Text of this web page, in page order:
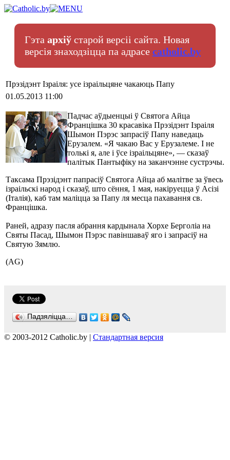
Гэта архіў старой версіі сайта. Новая
версія знаходзіцца па адрасе catholic.by
Прэзідэнт Ізраіля: усе ізраільцяне чакаюць Папу
01.05.2013 11:00
Падчас аўдыенцыі ў Святога Айца
Францішка 30 красавіка Прэзідэнт Ізраіля
Шымон Пэрэс запрасіў Папу наведаць
Ерузалем. «Я чакаю Вас у Ерузалеме. І не
толькі я, але і ўсе ізраільцяне», — сказаў
палітык Пантыфіку на заканчэнне сустрэчы.
Таксама Прэзідэнт папрасіў Святога Айца аб малітве за ўвесь
ізраільскі народ і сказаў, што сёння, 1 мая, накіруецца ў Асізі
(Італія), каб там маліцца за Папу ля месца пахавання св.
Францішка.
Раней, адразу пасля абрання кардынала Хорхе Берголіа на
Святы Пасад, Шымон Пэрэс павіншаваў яго і запрасіў на
Святую Зямлю.
(AG)
Падзяліцца…
© 2003-2012 Catholic.by | Стандартная версия